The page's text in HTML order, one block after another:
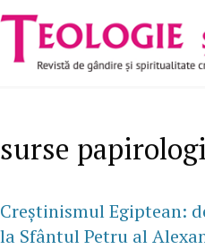
Mergi la conţinutul principal
Navigare
principală
surse
Creştinismul Egiptean:
la Sfântul Petru al